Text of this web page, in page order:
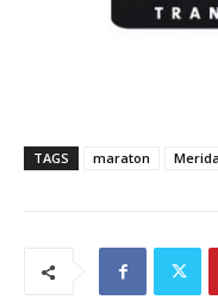
TAGS maraton